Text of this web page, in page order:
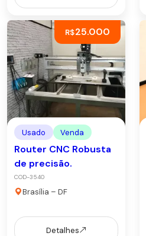
R$25.000
Usado Venda
Router CNC Robusta
de precisão.
COD-3540
Brasília – DF
Detalhes